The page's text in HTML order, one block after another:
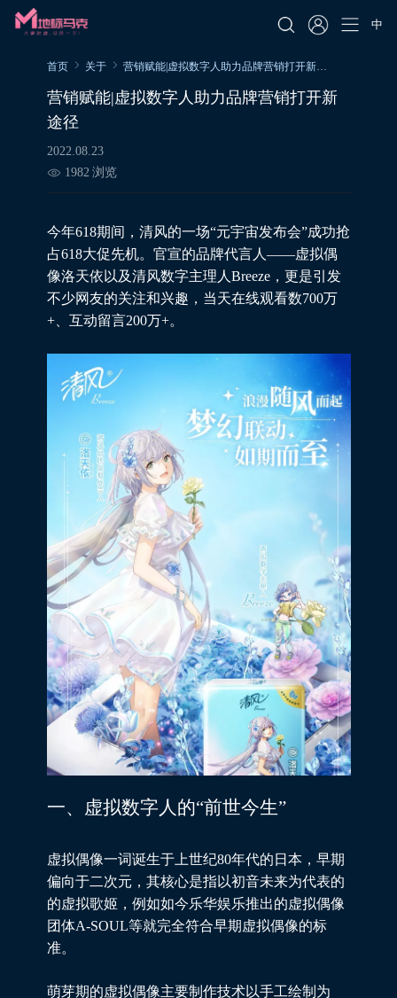
中
首页 关于 营销赋能|虚拟数字人助力品牌营销打开新途径
营销赋能|虚拟数字人助力品牌营销打开新
途径
2022.08.23
1982 浏览
今年618期间，清风的一场“元宇宙发布会”成功抢
占618大促先机。官宣的品牌代言人——虚拟偶
像洛天依以及清风数字主理人Breeze，更是引发
不少网友的关注和兴趣，当天在线观看数700万
+、互动留言200万+。
一、虚拟数字人的“前世今生”
虚拟偶像一词诞生于上世纪80年代的日本，早期
偏向于二次元，其核心是指以初音未来为代表的
的虚拟歌姬，例如如今乐华娱乐推出的虚拟偶像
团体A-SOUL等就完全符合早期虚拟偶像的标
准。
萌芽期的虚拟偶像主要制作技术以手工绘制为